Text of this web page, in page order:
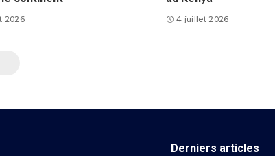
2026 4 juillet 2026
Derniers articles